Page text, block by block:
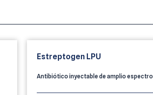
Estreptogen LPU
Antibiótico inyectable de amplio espectro